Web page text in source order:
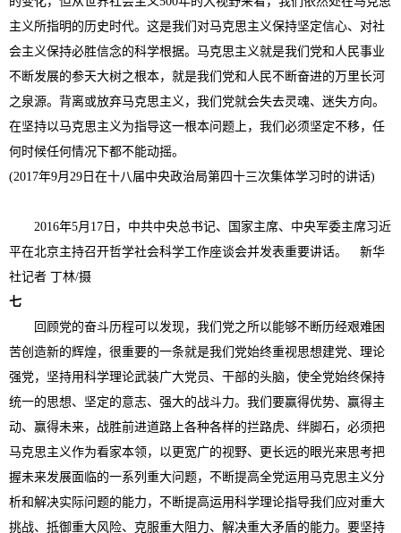
主义所指明的历史时代。这是我们对马克思主义保持坚定信心、对社
会主义保持必胜信念的科学根据。马克思主义就是我们党和人民事业
不断发展的参天大树之根本，就是我们党和人民不断奋进的万里长河
之泉源。背离或放弃马克思主义，我们党就会失去灵魂、迷失方向。
在坚持以马克思主义为指导这一根本问题上，我们必须坚定不移，任
何时候任何情况下都不能动摇。
(2017年9月29日在十八届中央政治局第四十三次集体学习时的讲话)
2016年5月17日，中共中央总书记、国家主席、中央军委主席习近
平在北京主持召开哲学社会科学工作座谈会并发表重要讲话。 新华
社记者 丁林/摄
七
回顾党的奋斗历程可以发现，我们党之所以能够不断历经艰难困
苦创造新的辉煌，很重要的一条就是我们党始终重视思想建党、理论
强党，坚持用科学理论武装广大党员、干部的头脑，使全党始终保持
统一的思想、坚定的意志、强大的战斗力。我们要赢得优势、赢得主
动、赢得未来，战胜前进道路上各种各样的拦路虎、绊脚石，必须把
马克思主义作为看家本领，以更宽广的视野、更长远的眼光来思考把
握未来发展面临的一系列重大问题，不断提高全党运用马克思主义分
析和解决实际问题的能力，不断提高运用科学理论指导我们应对重大
挑战、抵御重大风险、克服重大阻力、解决重大矛盾的能力。要坚持